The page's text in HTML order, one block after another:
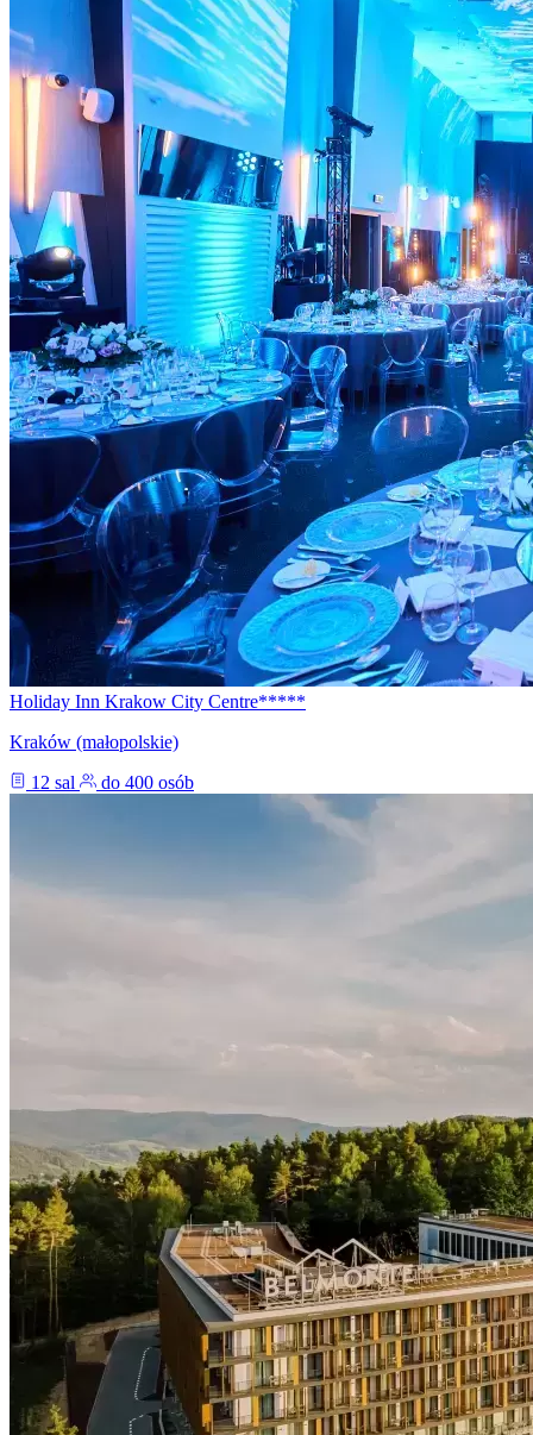
Holiday Inn Krakow City Centre*****
Kraków (małopolskie)
12 sal
do 400 osób